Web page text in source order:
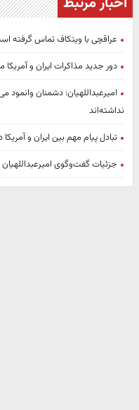
عراقچی با ویتکاف تماس گرفته
دور جدید مذاکرات ایران و
امیرعبداللهیان: دشمنان
نداشته‌اند
تبادل پیام مهم بین ایران و آمریکا در 72 ساعت
جزئیات گفت‌وگوی امیرعبداللهیان